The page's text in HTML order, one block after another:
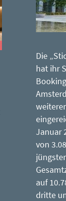
Die
hat ihr
Januar
von
auf
dritte